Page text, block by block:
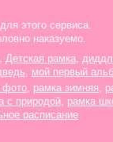
этого сервиса.
наказуемо.
, Детская рамка,
, мой первый
фото, рамка зимняя,
с природой, рамка
расписание